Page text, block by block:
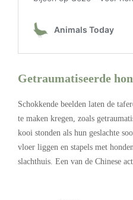
Getraumatiseerde
Schokkende beelden laten de
te maken kregen, zoals
kooi stonden als hun geslachte
vloer liggen en stapels met
slachthuis. Een van de Chinese